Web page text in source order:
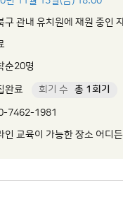
구 관내 유치원에 재원 중인
순20명
완료 회기 수 총 1회기
7462-1981
인 교육이 가능한 장소 어디